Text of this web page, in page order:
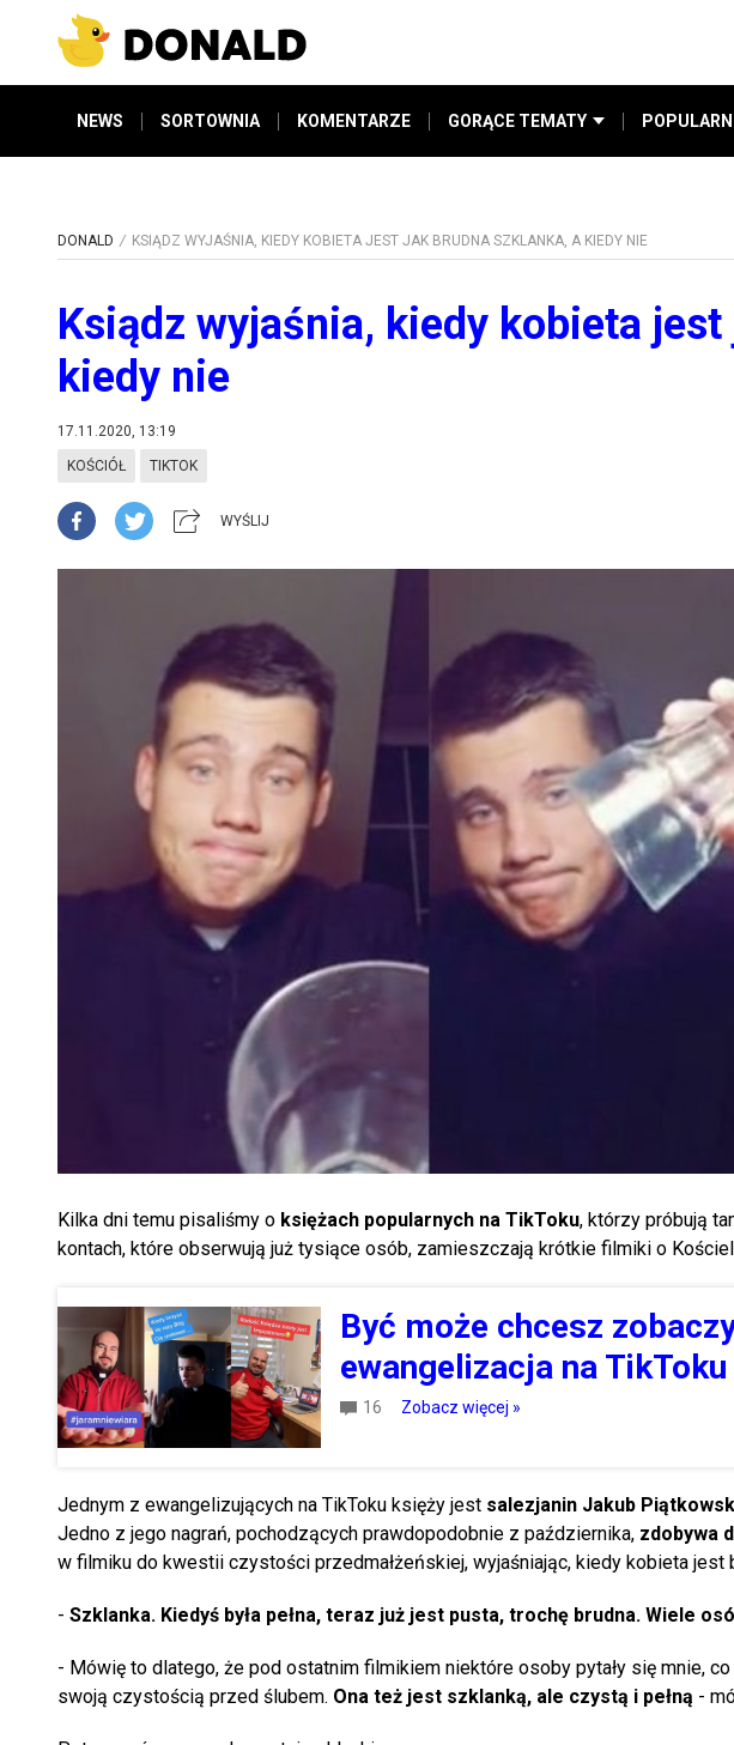
NEWS SORTOWNIA KOMENTARZE GORĄCE TEMATY
DONALD KSIĄDZ WYJAŚNIA, KIEDY KOBIETA JEST JAK BRUDNA SZKLANKA, A KIEDY NIE
Ksiądz wyjaśnia, kiedy kobieta
kiedy nie
17.11.2020, 13:19
KOŚCIÓŁ TIKTOK
WYŚLIJ
Kilka dni temu pisaliśmy o księżach popularnych na TikToku, którzy próbują
kontach, które obserwują już tysiące osób, zamieszczają krótkie filmiki o
Być może chcesz
ewangelizacja na TikToku
16 Zobacz więcej »
Jednym z ewangelizujących na TikToku księży jest salezjanin Jakub
Jedno z jego nagrań, pochodzących prawdopodobnie z października, zdobywa
w filmiku do kwestii czystości przedmałżeńskiej, wyjaśniając, kiedy kobieta jest
- Szklanka. Kiedyś była pełna, teraz już jest pusta, trochę brudna. Wiele
- Mówię to dlatego, że pod ostatnim filmikiem niektóre osoby pytały się mnie,
swoją czystością przed ślubem. Ona też jest szklanką, ale czystą i pełną -